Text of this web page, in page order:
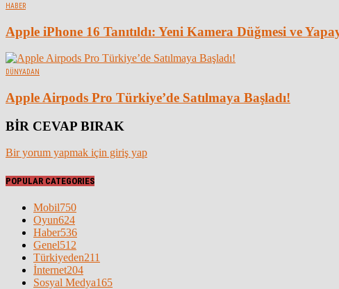
HABER
Apple iPhone 16 Tanıtıldı: Yeni Kamera Düğmesi ve
DÜNYADAN
Apple Airpods Pro Türkiye’de Satılmaya Başladı!
BİR CEVAP BIRAK
Bir yorum yapmak için giriş yap
POPULAR CATEGORIES
Mobil750
Oyun624
Haber536
Genel512
Türkiyeden211
İnternet204
Sosyal Medya165